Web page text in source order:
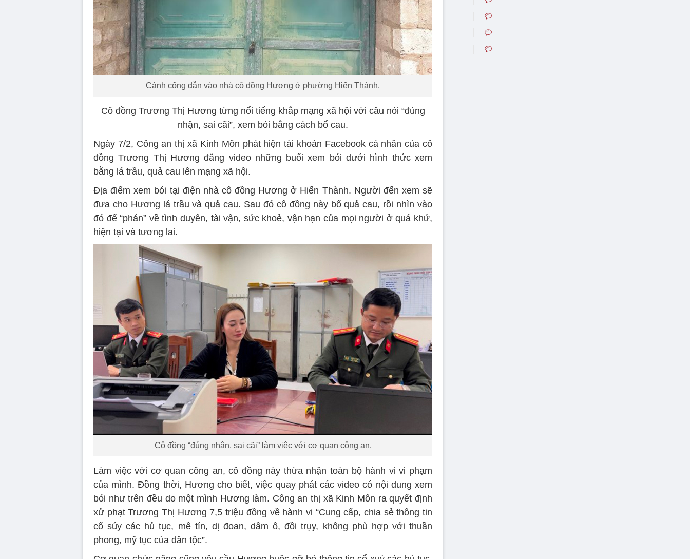
Cánh cổng dẫn vào nhà cô đồng Hương ở phường Hiến Thành.
Cô đồng Trương Thị Hương từng nổi tiếng khắp mạng xã hội với câu nói “đúng
nhận, sai cãi”, xem bói bằng cách bổ cau.
Ngày 7/2, Công an thị xã Kinh Môn phát hiện tài khoản Facebook cá nhân của cô
đồng Trương Thị Hương đăng video những buổi xem bói dưới hình thức xem
bằng lá trầu, quả cau lên mạng xã hội.
Địa điểm xem bói tại điện nhà cô đồng Hương ở Hiến Thành. Người đến xem sẽ
đưa cho Hương lá trầu và quả cau. Sau đó cô đồng này bổ quả cau, rồi nhìn vào
đó để “phán” về tình duyên, tài vận, sức khoẻ, vận hạn của mọi người ở quá khứ,
hiện tại và tương lai.
Cô đồng “đúng nhận, sai cãi” làm việc với cơ quan công an.
Làm việc với cơ quan công an, cô đồng này thừa nhận toàn bộ hành vi vi phạm
của mình. Đồng thời, Hương cho biết, việc quay phát các video có nội dung xem
bói như trên đều do một mình Hương làm. Công an thị xã Kinh Môn ra quyết định
xử phạt Trương Thị Hương 7,5 triệu đồng về hành vi “Cung cấp, chia sẻ thông tin
cổ súy các hủ tục, mê tín, dị đoan, dâm ô, đồi trụy, không phù hợp với thuần
phong, mỹ tục của dân tộc”.